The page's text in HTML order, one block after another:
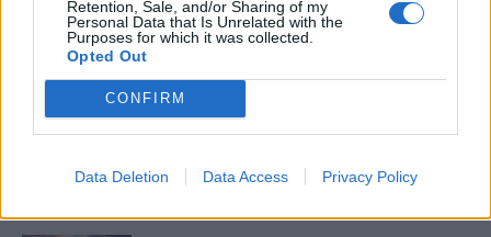
Retention, Sale, and/or Sharing of my
Personal Data that Is Unrelated with the
Purposes for which it was collected.
Opted Out
CONFIRM
Data Deletion Data Access Privacy Policy
Στους Λειψούς οι Κινητές Ιατρικές
27 Φεβρουαρίου 2026
26 Φεβρουαρίου 2026